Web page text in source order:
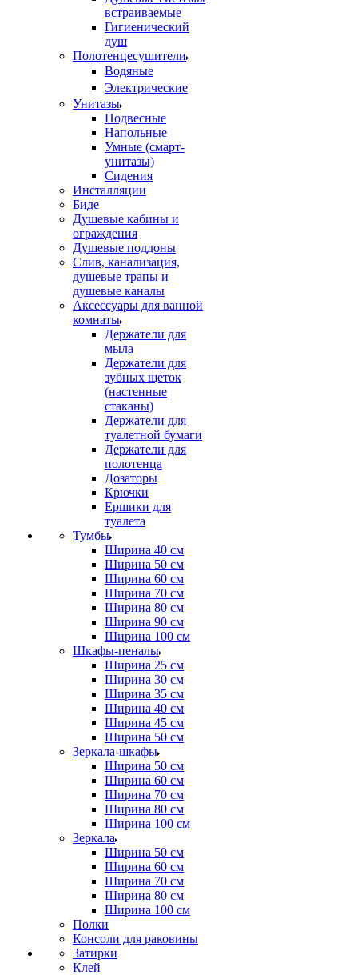
встраиваемые
Гигиенический
душ
Полотенцесушители
ㅤВодяные
ㅤЭлектрические
Унитазы
Подвесные
Напольные
Умные (смарт-
унитазы)
Сидения
Инсталляции
Биде
Душевые кабины и
ограждения
Душевые поддоны
Слив, канализация,
душевые трапы и
душевые каналы
Аксессуары для ванной
комнаты
Держатели для
мыла
Держатели для
зубных щеток
(настенные
стаканы)
Держатели для
туалетной бумаги
Держатели для
полотенца
Дозаторы
Крючки
Ершики для
туалета
Тумбы
Ширина 40 см
Ширина 50 см
Ширина 60 см
Ширина 70 см
Ширина 80 см
Ширина 90 см
Ширина 100 см
Шкафы-пеналы
Ширина 25 см
Ширина 30 см
Ширина 35 см
Ширина 40 см
Ширина 45 см
Ширина 50 см
Зеркала-шкафы
Ширина 50 см
Ширина 60 см
Ширина 70 см
Ширина 80 см
Ширина 100 см
Зеркала
Ширина 50 см
Ширина 60 см
Ширина 70 см
Ширина 80 см
Ширина 100 см
Полки
Консоли для раковины
Затирки
Клей